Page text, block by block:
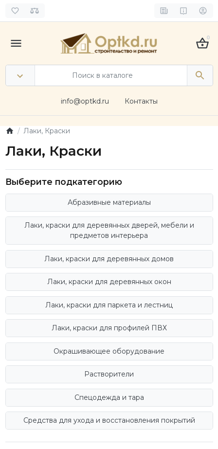
0
info@optkd.ru Контакты
Лаки, Краски
Лаки, Краски
Выберите подкатегорию
Абразивные материалы
Лаки, краски для деревянных дверей, мебели и
предметов интерьера
Лаки, краски для деревянных домов
Лаки, краски для деревянных окон
Лаки, краски для паркета и лестниц
Лаки, краски для профилей ПВХ
Окрашивающее оборудование
Растворители
Спецодежда и тара
Средства для ухода и восстановления покрытий